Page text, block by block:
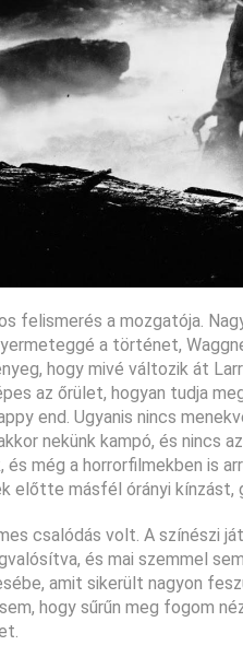
felismerés a mozgatója.
a történet,
hogy mivé változik át
az őrület, hogyan tudja
end. Ugyanis nincs
nekünk kampó, és
még a horrorfilmekben is
előtte másfél órányi
csalódás volt. A színészi
és mai szemmel
amit sikerült nagyon
hogy sűrűn meg fogom